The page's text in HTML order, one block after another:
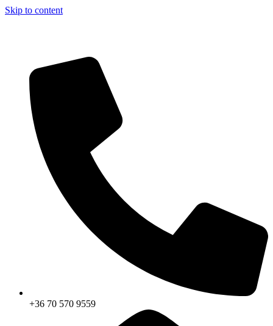
Skip to content
+36 70 570 9559